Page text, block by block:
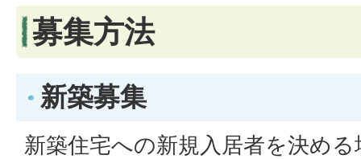
募集方法
新築募集
新築住宅への新規入居者を決め